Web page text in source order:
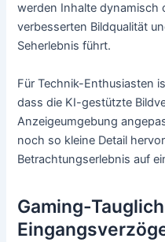
werden Inhalte dynamisch
verbesserten Bildqualität
Seherlebnis führt.
Für Technik-Enthusiasten
dass die KI-gestützte
Anzeigeumgebung
noch so kleine Detail
Betrachtungserlebnis auf
Gaming-